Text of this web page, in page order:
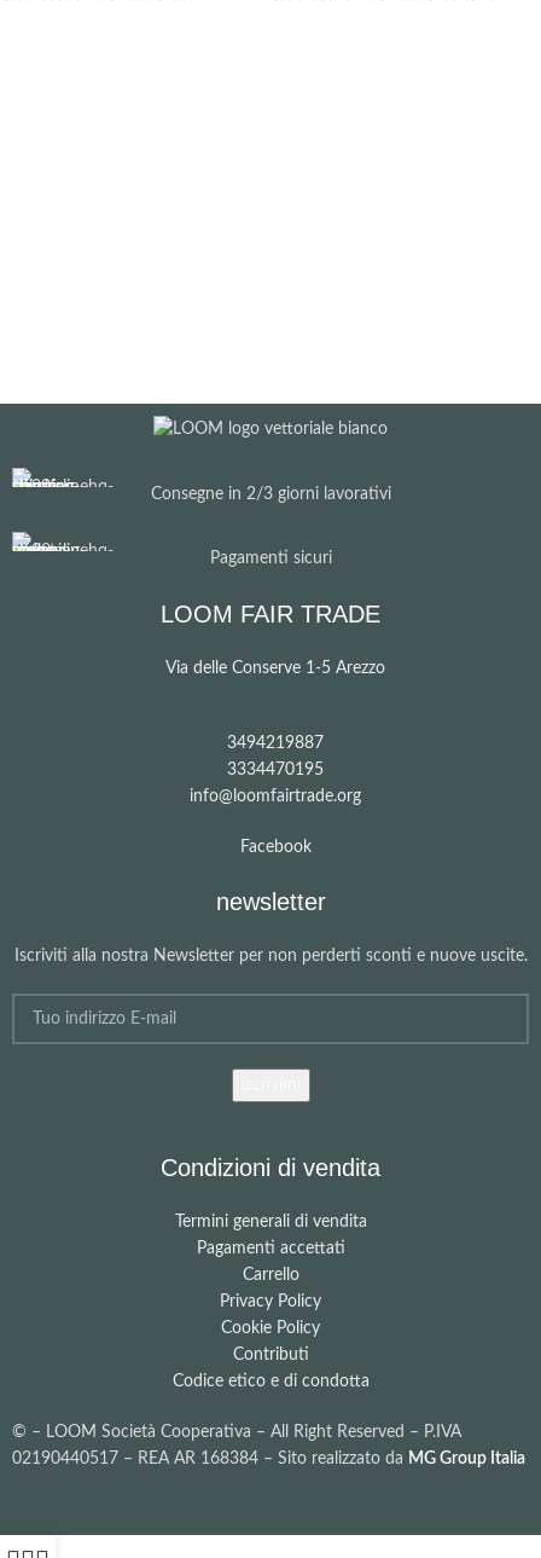
Consegne in 2/3 giorni lavorativi
Pagamenti sicuri
LOOM FAIR TRADE
Via delle Conserve 1-5 Arezzo
3494219887
3334470195
info@loomfairtrade.org
Facebook
newsletter
Iscriviti alla nostra Newsletter per non perderti sconti e nuove uscite.
Condizioni di vendita
Termini generali di vendita
Pagamenti accettati
Carrello
Privacy Policy
Cookie Policy
Contributi
Codice etico e di condotta
© – LOOM Società Cooperativa – All Right Reserved – P.IVA
02190440517 – REA AR 168384 – Sito realizzato da MG Group Italia